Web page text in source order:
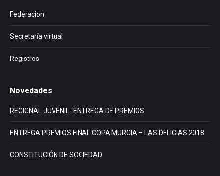
Federacion
Secretaría virtual
Registros
Novedades
REGIONAL JUVENIL- ENTREGA DE PREMIOS
ENTREGA PREMIOS FINAL COPA MURCIA – LAS DELICIAS 2018
CONSTITUCIÓN DE SOCIEDAD